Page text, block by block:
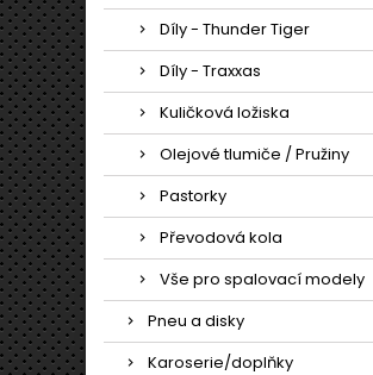
Díly - Thunder Tiger
Díly - Traxxas
Kuličková ložiska
Olejové tlumiče / Pružiny
Pastorky
Převodová kola
Vše pro spalovací modely
Pneu a disky
Karoserie/doplňky